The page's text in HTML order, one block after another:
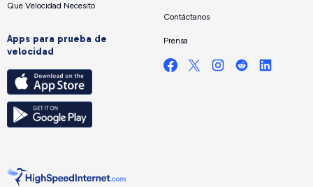
Que Velocidad Necesito
Apps para prueba de
velocidad
Contáctanos
Prensa